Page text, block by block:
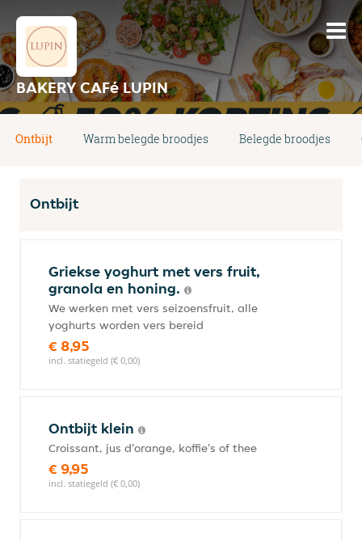
BAKERY CAFé LUPIN
Ontbijt Warm belegde broodjes Belegde broodjes
Ontbijt
Griekse yoghurt met vers fruit,
granola en honing.
We werken met vers seizoensfruit, alle
yoghurts worden vers bereid
€ 8,95
incl. statiegeld (€ 0,00)
Ontbijt klein
Croissant, jus d'orange, koffie's of thee
€ 9,95
incl. statiegeld (€ 0,00)